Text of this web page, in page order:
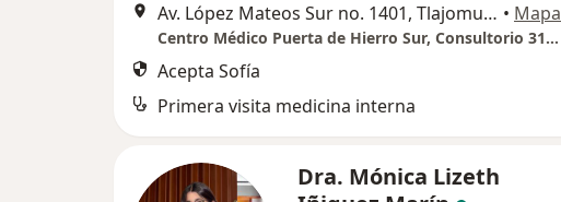
Av. López Mateos Sur no. 1401, Tlajomulco de Zuñiga • Mapa
Centro Médico Puerta de Hierro Sur, Consultorio 31, Piso 3
Acepta Sofía
Primera visita medicina interna
Dra. Mónica Lizeth